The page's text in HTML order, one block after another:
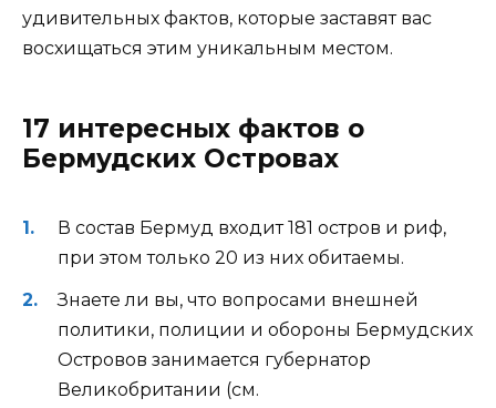
удивительных фактов, которые заставят вас
восхищаться этим уникальным местом.
17 интересных фактов о
Бермудских Островах
В состав Бермуд входит 181 остров и риф,
при этом только 20 из них обитаемы.
Знаете ли вы, что вопросами внешней
политики, полиции и обороны Бермудских
Островов занимается губернатор
Великобритании (см.